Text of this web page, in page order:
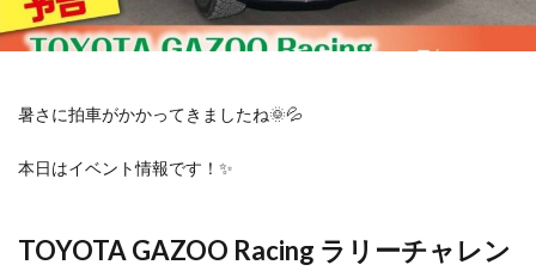
暑さに拍車がかかってきましたね🌞💦
本日はイベント情報です！✨
TOYOTA GAZOO Racing ラリーチャレン